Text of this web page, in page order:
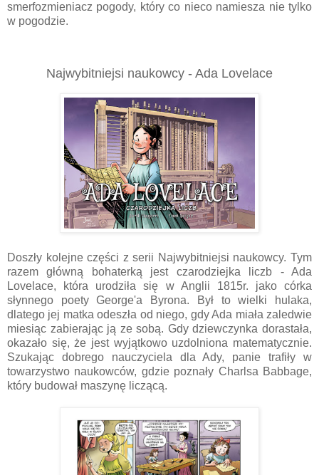
smerfozmieniacz pogody, który co nieco namiesza nie tylko
w pogodzie.
Najwybitniejsi naukowcy - Ada Lovelace
Doszły kolejne części z serii Najwybitniejsi naukowcy. Tym
razem główną bohaterką jest czarodziejka liczb - Ada
Lovelace, która urodziła się w Anglii 1815r. jako córka
słynnego poety George'a Byrona. Był to wielki hulaka,
dlatego jej matka odeszła od niego, gdy Ada miała zaledwie
miesiąc zabierając ją ze sobą. Gdy dziewczynka dorastała,
okazało się, że jest wyjątkowo uzdolniona matematycznie.
Szukając dobrego nauczyciela dla Ady, panie trafiły w
towarzystwo naukowców, gdzie poznały Charlsa Babbage,
który budował maszynę liczącą.